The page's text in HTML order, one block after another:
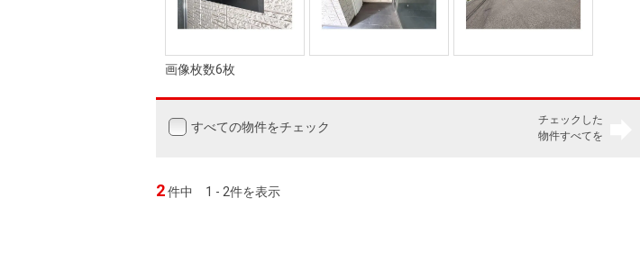
画像枚数6枚
すべての物件をチェック
チェックした
物件すべてを
2件中 1 - 2件を表示